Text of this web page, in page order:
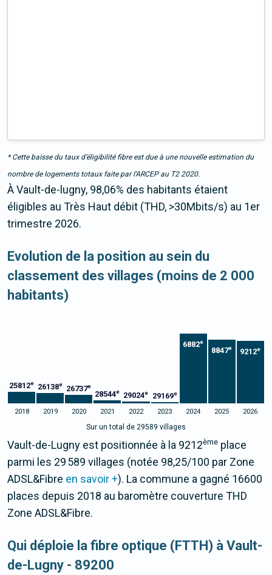
* Cette baisse du taux d’éligibilité fibre est due à une nouvelle estimation du
nombre de logements totaux faite par l’ARCEP au T2 2020.
À Vault-de-lugny, 98,06% des habitants étaient
éligibles au Très Haut débit (THD, >30Mbits/s) au 1er
trimestre 2026.
Evolution de la position au sein du
classement des villages (moins de 2 000
habitants)
25812e 26138e 26737e
28544e 29024e 29169e
6882e
8847e 9212e
2018 2019 2020 2021 2022 2023 2024 2025 2026
Sur un total de 29589 villages
Vault-de-Lugny est positionnée à la 9212ème place
parmi les 29 589 villages (notée 98,25/100 par Zone
ADSL&Fibre en savoir +). La commune a gagné 16600
places depuis 2018 au baromètre couverture THD
Zone ADSL&Fibre.
Qui déploie la fibre optique (FTTH) à Vault-
de-Lugny - 89200